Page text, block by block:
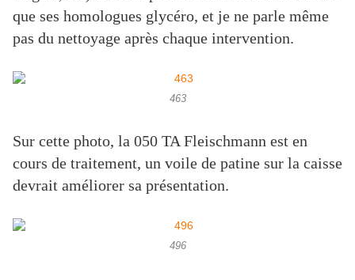
que ses homologues glycéro, et je ne parle même
pas du nettoyage après chaque intervention.
463
Sur cette photo, la 050 TA Fleischmann est en
cours de traitement, un voile de patine sur la caisse
devrait améliorer sa présentation.
496